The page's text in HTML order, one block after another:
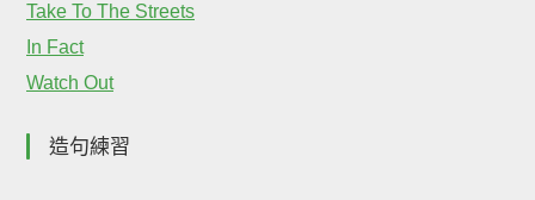
Take To The Streets
In Fact
Watch Out
造句練習